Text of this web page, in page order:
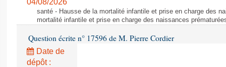
04/08/2026
santé - Hausse de la mortalité infantile et prise en charge des
mortalité infantile et prise en charge des naissances
Question écrite n° 17596 de M. Pierre Cordier
Date de
dépôt :